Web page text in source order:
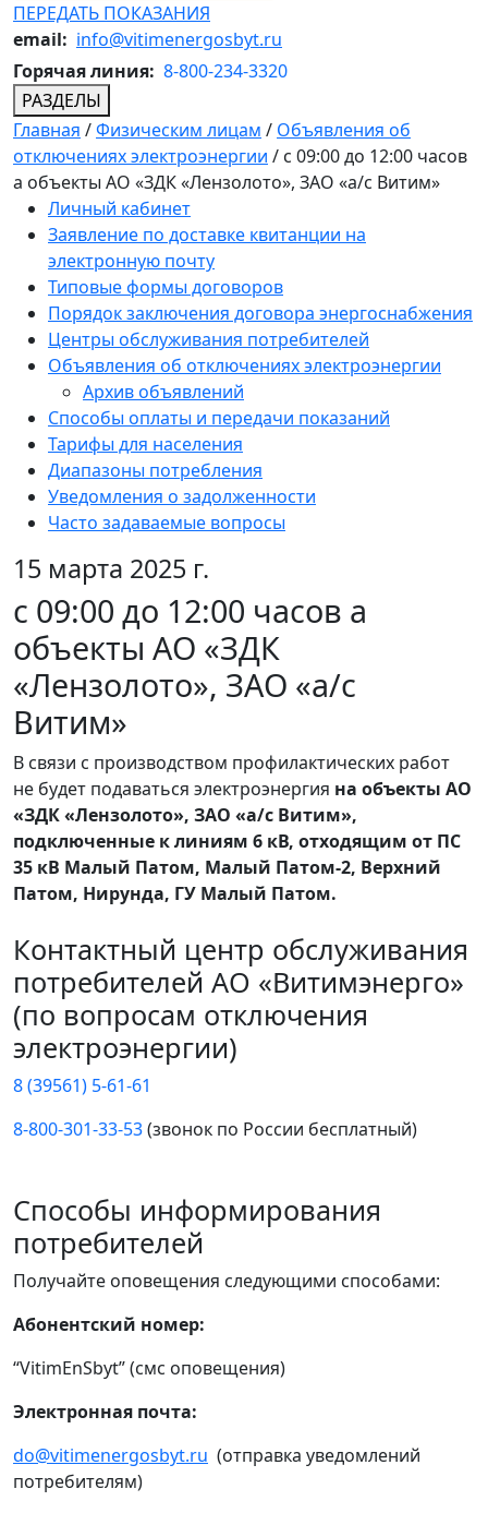
ПЕРЕДАТЬ ПОКАЗАНИЯ
email: info@vitimenergosbyt.ru
Горячая линия: 8-800-234-3320
РАЗДЕЛЫ
Главная /Физическим лицам / Объявления об
отключениях электроэнергии / с 09:00 до 12:00 часов
а объекты АО «ЗДК «Лензолото», ЗАО «а/с Витим»
Личный кабинет
Заявление по доставке квитанции на
электронную почту
Типовые формы договоров
Порядок заключения договора энергоснабжения
Центры обслуживания потребителей
Объявления об отключениях электроэнергии
Архив объявлений
Способы оплаты и передачи показаний
Тарифы для населения
Диапазоны потребления
Уведомления о задолженности
Часто задаваемые вопросы
15 марта 2025 г.
с 09:00 до 12:00 часов а
объекты АО «ЗДК
«Лензолото», ЗАО «а/с
Витим»
В связи с производством профилактических работ
не будет подаваться электроэнергия на объекты АО
«ЗДК «Лензолото», ЗАО «а/с Витим»,
подключенные к линиям 6 кВ, отходящим от ПС
35 кВ Малый Патом, Малый Патом-2, Верхний
Патом, Нирунда, ГУ Малый Патом.
Контактный центр обслуживания
потребителей АО «Витимэнерго»
(по вопросам отключения
электроэнергии)
8 (39561) 5-61-61
8-800-301-33-53(звонок по России бесплатный)
Способы информирования
потребителей
Получайте оповещения следующими способами:
Абонентский номер:
“VitimEnSbyt” (смс оповещения)
Электронная почта:
do@vitimenergosbyt.ru (отправка уведомлений
потребителям)